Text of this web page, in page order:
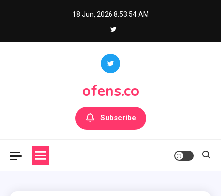
18 Jun, 2026 8:53:56 AM
ofens.co
Subscribe